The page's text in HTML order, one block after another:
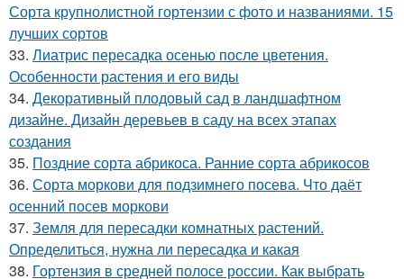
Сорта крупнолистной гортензии с фото и названиями. 15
лучших сортов
33. Лиатрис пересадка осенью после цветения.
Особенности растения и его виды
34. Декоративный плодовый сад в ландшафтном
дизайне. Дизайн деревьев в саду на всех этапах
создания
35. Поздние сорта абрикоса. Ранние сорта абрикосов
36. Сорта моркови для подзимнего посева. Что даёт
осенний посев моркови
37. Земля для пересадки комнатных растений.
Определиться, нужна ли пересадка и какая
38. Гортензия в средней полосе россии. Как выбрать